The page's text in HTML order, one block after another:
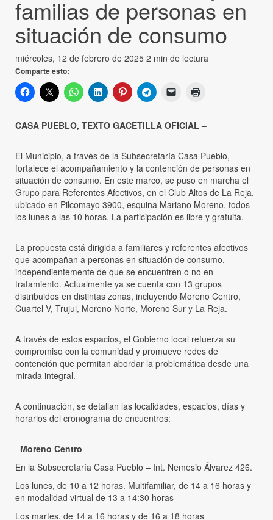
familias de personas en
situación de consumo
miércoles, 12 de febrero de 2025 2 min de lectura
Comparte esto:
CASA PUEBLO, TEXTO GACETILLA OFICIAL –
El Municipio, a través de la Subsecretaría Casa Pueblo,
fortalece el acompañamiento y la contención de personas en
situación de consumo. En este marco, se puso en marcha el
Grupo para Referentes Afectivos, en el Club Altos de La Reja,
ubicado en Pilcomayo 3900, esquina Mariano Moreno, todos
los lunes a las 10 horas. La participación es libre y gratuita.
La propuesta está dirigida a familiares y referentes afectivos
que acompañan a personas en situación de consumo,
independientemente de que se encuentren o no en
tratamiento. Actualmente ya se cuenta con 13 grupos
distribuidos en distintas zonas, incluyendo Moreno Centro,
Cuartel V, Trujui, Moreno Norte, Moreno Sur y La Reja.
A través de estos espacios, el Gobierno local refuerza su
compromiso con la comunidad y promueve redes de
contención que permitan abordar la problemática desde una
mirada integral.
A continuación, se detallan las localidades, espacios, días y
horarios del cronograma de encuentros:
–Moreno Centro
En la Subsecretaría Casa Pueblo – Int. Nemesio Álvarez 426.
Los lunes, de 10 a 12 horas. Multifamiliar, de 14 a 16 horas y
en modalidad virtual de 13 a 14:30 horas
Los martes, de 14 a 16 horas y de 16 a 18 horas